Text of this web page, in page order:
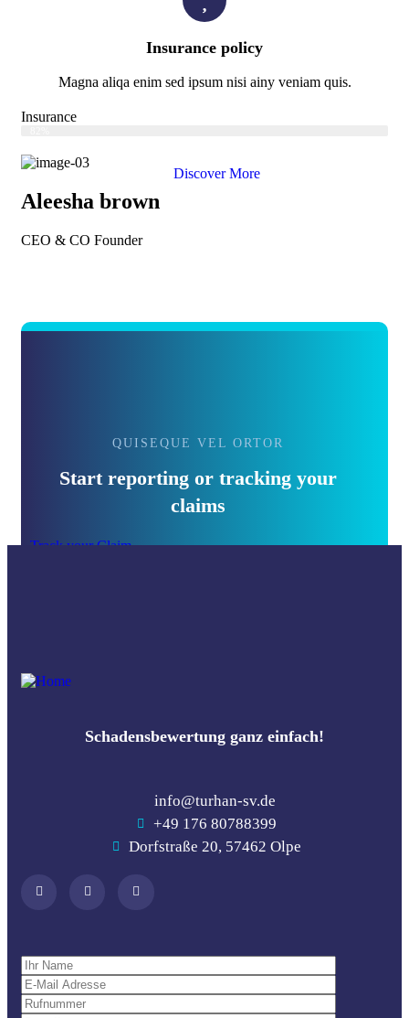
Insurance policy
Magna aliqa enim sed ipsum nisi ainy veniam quis.
Insurance
Aleesha brown
CEO & CO Founder
Discover More
QUISEQUE VEL ORTOR
Start reporting or tracking your
claims
Track your Claim
Schadensbewertung ganz einfach!
info@turhan-sv.de
+49 176 80788399
Dorfstraße 20, 57462 Olpe